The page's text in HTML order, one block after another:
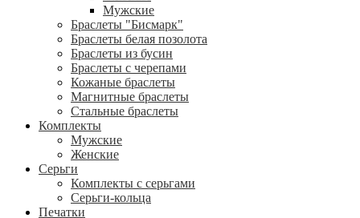
Мужские
Браслеты "Бисмарк"
Браслеты белая позолота
Браслеты из бусин
Браслеты с черепами
Кожаные браслеты
Магнитные браслеты
Стальные браслеты
Комплекты
Мужские
Женские
Серьги
Комплекты с серьгами
Серьги-кольца
Печатки